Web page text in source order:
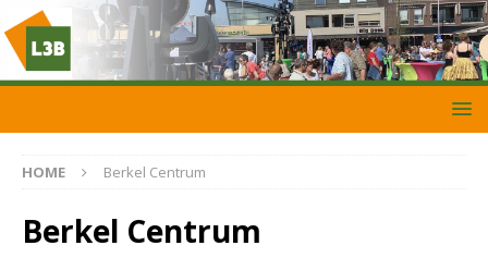
HOME Berkel Centrum
Berkel Centrum